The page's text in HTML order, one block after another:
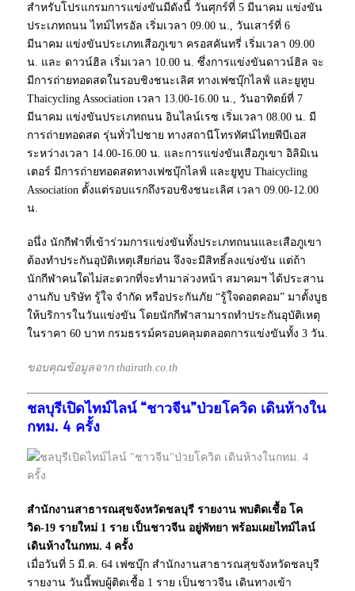
สำหรับโปรแกรมการแข่งขันมีดังนี้ วันศุกร์ที่ 5 มีนาคม แข่งขัน
ประเภทถนน ไทม์ไทรอัล เริ่มเวลา 09.00 น., วันเสาร์ที่ 6
มีนาคม แข่งขันประเภทเสือภูเขา ครอสคันทรี่ เริ่มเวลา 09.00
น. และ ดาวน์ฮิล เริ่มเวลา 10.00 น. ซึ่งการแข่งขันดาวน์ฮิล จะ
มีการถ่ายทอดสดในรอบชิงชนะเลิศ ทางเฟซบุ๊กไลฟ์ และยูทูบ
Thaicycling Association เวลา 13.00-16.00 น., วันอาทิตย์ที่ 7
มีนาคม แข่งขันประเภทถนน อินไลน์เรซ เริ่มเวลา 08.00 น. มี
การถ่ายทอดสด รุ่นทั่วไปชาย ทางสถานีโทรทัศน์ไทยพีบีเอส
ระหว่างเวลา 14.00-16.00 น. และการแข่งขันเสือภูเขา อิลิมิเน
เตอร์ มีการถ่ายทอดสดทางเฟซบุ๊กไลฟ์ และยูทูบ Thaicycling
Association ตั้งแต่รอบแรกถึงรอบชิงชนะเลิศ เวลา 09.00-12.00
น.
อนึ่ง นักกีฬาที่เข้าร่วมการแข่งขันทั้งประเภทถนนและเสือภูเขา
ต้องทำประกันอุบัติเหตุเสียก่อน จึงจะมีสิทธิ์ลงแข่งขัน แต่ถ้า
นักกีฬาคนใดไม่สะดวกที่จะทำมาล่วงหน้า สมาคมฯ ได้ประสาน
งานกับ บริษัท รู้ใจ จำกัด หรือประกันภัย “รู้ใจดอตคอม” มาตั้งบูธ
ให้บริการในวันแข่งขัน โดยนักกีฬาสามารถทำประกันอุบัติเหตุ
ในราคา 60 บาท กรมธรรม์ครอบคลุมตลอดการแข่งขันทั้ง 3 วัน.
ขอบคุณข้อมูลจาก thairath.co.th
ชลบุรีเปิดไทม์ไลน์ “ชาวจีน”ป่วยโควิด เดินห้างใน
กทม. 4 ครั้ง
สำนักงานสาธารณสุขจังหวัดชลบุรี รายงาน พบติดเชื้อ โค
วิด-19 รายใหม่ 1 ราย เป็นชาวจีน อยู่พัทยา พร้อมเผยไทม์ไลน์
เดินห้างในกทม. 4 ครั้ง
เมื่อวันที่ 5 มี.ค. 64 เฟซบุ๊ก สำนักงานสาธารณสุขจังหวัดชลบุรี
รายงาน วันนี้พบผู้ติดเชื้อ 1 ราย เป็นชาวจีน เดินทางเข้า